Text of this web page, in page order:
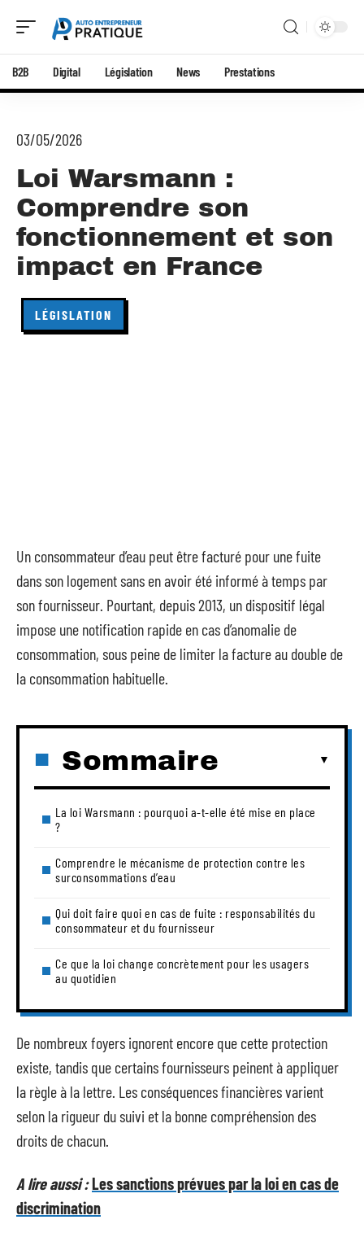
B2B Digital Législation News Prestations
03/05/2026
Loi Warsmann :
Comprendre son
fonctionnement et son
impact en France
LÉGISLATION
Un consommateur d’eau peut être facturé pour une fuite
dans son logement sans en avoir été informé à temps par
son fournisseur. Pourtant, depuis 2013, un dispositif légal
impose une notification rapide en cas d’anomalie de
consommation, sous peine de limiter la facture au double de
la consommation habituelle.
Sommaire
La loi Warsmann : pourquoi a-t-elle été mise en place
?
Comprendre le mécanisme de protection contre les
surconsommations d’eau
Qui doit faire quoi en cas de fuite : responsabilités du
consommateur et du fournisseur
Ce que la loi change concrètement pour les usagers
au quotidien
De nombreux foyers ignorent encore que cette protection
existe, tandis que certains fournisseurs peinent à appliquer
la règle à la lettre. Les conséquences financières varient
selon la rigueur du suivi et la bonne compréhension des
droits de chacun.
A lire aussi :Les sanctions prévues par la loi en cas de
discrimination